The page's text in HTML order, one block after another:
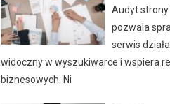
Audyt
pozwala
serwis
widoczny w wyszukiwarce i wspiera
biznesowych. Ni